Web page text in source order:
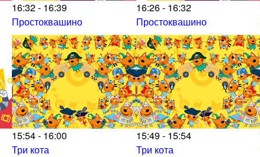
16:32 - 16:39
Простоквашино
16:26 - 16:32
Простоквашино
15:54 - 16:00
Три кота
15:49 - 15:54
Три кота